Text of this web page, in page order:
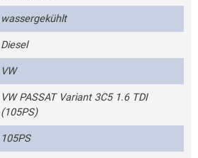
wassergekühlt
Diesel
VW
VW PASSAT Variant 3C5 1.6 TDI
(105PS)
105PS